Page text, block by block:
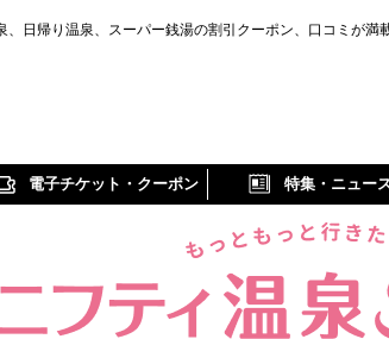
、日帰り温泉、スーパー銭湯の割引クーポン、口コミが満
電子チケット・クーポン 特集・ニュー